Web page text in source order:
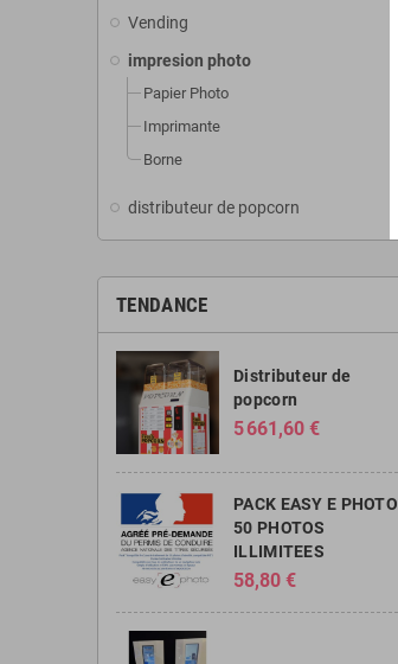
Vending
impresion photo
Papier Photo
Imprimante
Borne
distributeur de popcorn
TENDANCE
Distributeur de
popcorn
5 661,60 €
PACK EASY E PHOTO
50 PHOTOS
ILLIMITEES
58,80 €